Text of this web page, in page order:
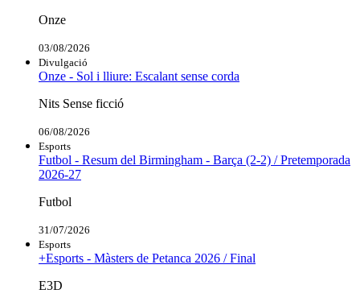
Onze
03/08/2026
Divulgació
Onze - Sol i lliure: Escalant sense corda
Nits Sense ficció
06/08/2026
Esports
Futbol - Resum del Birmingham - Barça (2-2) / Pretemporada
2026-27
Futbol
31/07/2026
Esports
+Esports - Màsters de Petanca 2026 / Final
E3D